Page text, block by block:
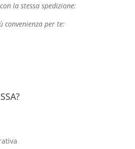
la stessa spedizione:
convenienza per te: